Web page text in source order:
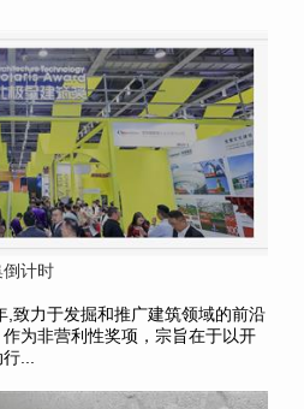
计时
,致力于发掘和推广建筑领域的前沿
为非营利性奖项，宗旨在于以开
...